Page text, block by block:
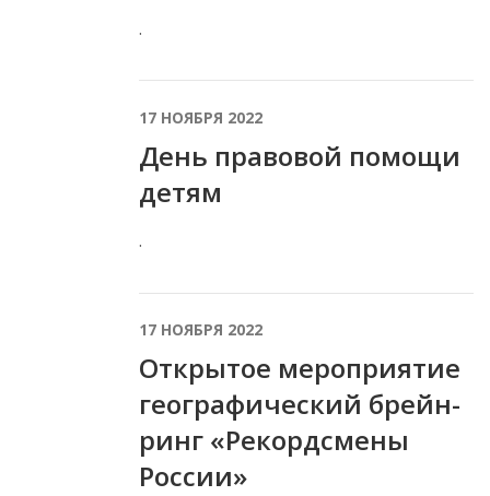
.
17 НОЯБРЯ 2022
День правовой помощи
детям
.
17 НОЯБРЯ 2022
Открытое мероприятие
географический брейн-
ринг «Рекордсмены
России»